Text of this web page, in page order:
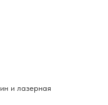
и лазерная